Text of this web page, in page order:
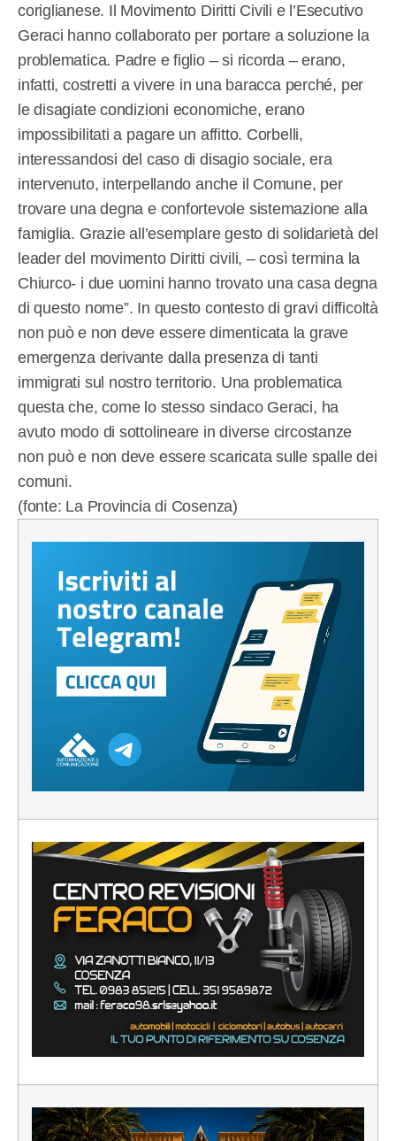
coriglianese. Il Movimento Diritti Civili e l’Esecutivo
Geraci hanno collaborato per portare a soluzione la
problematica. Padre e figlio – si ricorda – erano,
infatti, costretti a vivere in una baracca perché, per
le disagiate condizioni economiche, erano
impossibilitati a pagare un affitto. Corbelli,
interessandosi del caso di disagio sociale, era
intervenuto, interpellando anche il Comune, per
trovare una degna e confortevole sistemazione alla
famiglia. Grazie all’esemplare gesto di solidarietà del
leader del movimento Diritti civili, – così termina la
Chiurco- i due uomini hanno trovato una casa degna
di questo nome”. In questo contesto di gravi difficoltà
non può e non deve essere dimenticata la grave
emergenza derivante dalla presenza di tanti
immigrati sul nostro territorio. Una problematica
questa che, come lo stesso sindaco Geraci, ha
avuto modo di sottolineare in diverse circostanze
non può e non deve essere scaricata sulle spalle dei
comuni.
(fonte: La Provincia di Cosenza)